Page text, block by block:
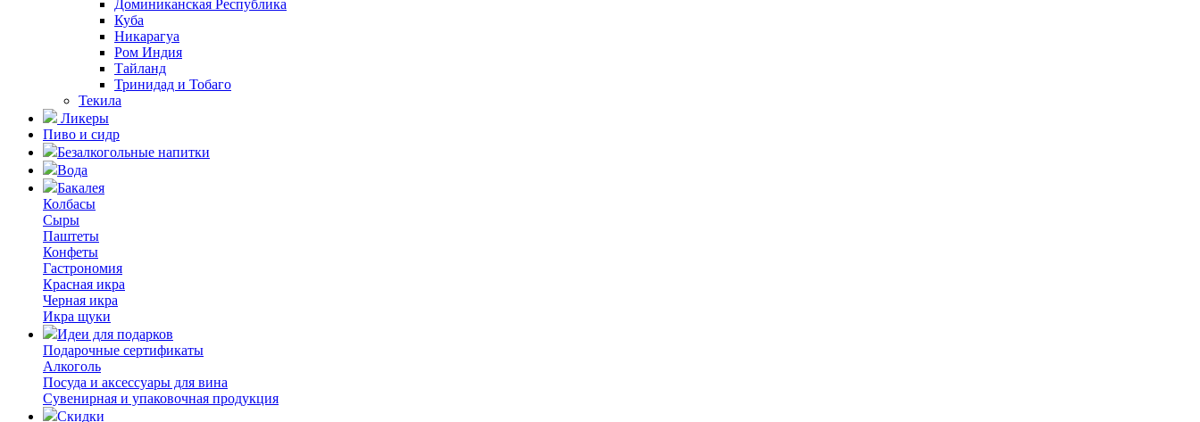
Доминиканская Республика
Куба
Никарагуа
Ром Индия
Тайланд
Тринидад и Тобаго
Текила
Ликеры
Пиво и сидр
Безалкогольные напитки
Вода
Бакалея
Колбасы
Сыры
Паштеты
Конфеты
Гастрономия
Красная икра
Черная икра
Икра щуки
Идеи для подарков
Подарочные сертификаты
Алкоголь
Посуда и аксессуары для вина
Сувенирная и упаковочная продукция
Скидки